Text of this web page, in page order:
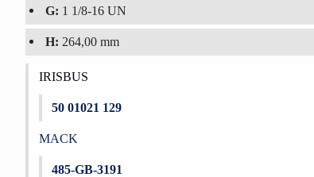
G: 1 1/8-16 UN
H: 264,00 mm
IRISBUS
50 01021 129
MACK
485-GB-3191